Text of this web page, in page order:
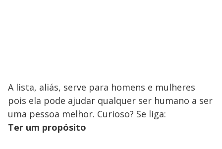
A lista, aliás, serve para homens e mulheres
pois ela pode ajudar qualquer ser humano a ser
uma pessoa melhor. Curioso? Se liga:
Ter um propósito